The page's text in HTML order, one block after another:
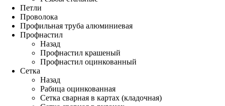
Петли
Проволока
Профильная труба алюминиевая
Профнастил
Назад
Профнастил крашеный
Профнастил оцинкованный
Сетка
Назад
Рабица оцинкованная
Сетка сварная в картах (кладочная)